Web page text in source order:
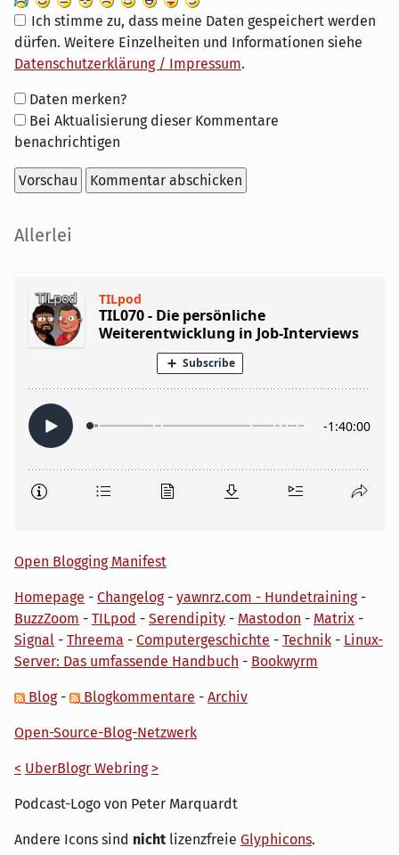
Ich stimme zu, dass meine Daten gespeichert werden
dürfen. Weitere Einzelheiten und Informationen siehe
Datenschutzerklärung / Impressum.
Formular-
Optionen
Daten merken?
Bei Aktualisierung dieser Kommentare
benachrichtigen
Seitenleiste
Allerlei
Open Blogging Manifest
Homepage - Changelog- yawnrz.com - Hundetraining-
BuzzZoom - TILpod - Serendipity - Mastodon - Matrix -
Signal - Threema - Computergeschichte - Technik - Linux-
Server: Das umfassende Handbuch - Bookwyrm
Blog- Blogkommentare - Archiv
Open-Source-Blog-Netzwerk
< UberBlogr Webring >
Podcast-Logo von Peter Marquardt
Andere Icons sind nicht lizenzfreie Glyphicons.